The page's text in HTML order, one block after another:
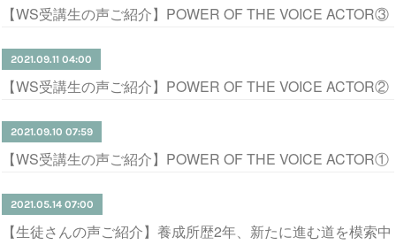
【WS受講生の声ご紹介】POWER OF THE VOICE ACTOR③
2021.09.11 04:00
【WS受講生の声ご紹介】POWER OF THE VOICE ACTOR②
2021.09.10 07:59
【WS受講生の声ご紹介】POWER OF THE VOICE ACTOR①
2021.05.14 07:00
【生徒さんの声ご紹介】養成所歴2年、新たに進む道を模索中